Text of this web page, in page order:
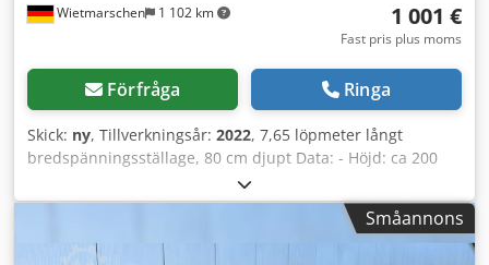
Wietmarschen 1 102 km 1 001 €
Fast pris plus moms
Förfråga Ringa
Skick: ny, Tillverkningsår: 2022, 7,65 löpmeter långt
bredspänningsställage, 80 cm djupt Data: - Höjd: ca 200
cm - Djup: ca 80 cm - Längd: ca 9,56 löpmeter Ställage-
erbjudande består av: - 05 x Ram ca 200 x 60 cm,
omonterade - 32 x Balk ca 185 cm - 16 x Hyllplan ca 184,5 x
79,5 cm - 32 x Understrävor (ca 80 cm, galvaniserade) -
Småannons